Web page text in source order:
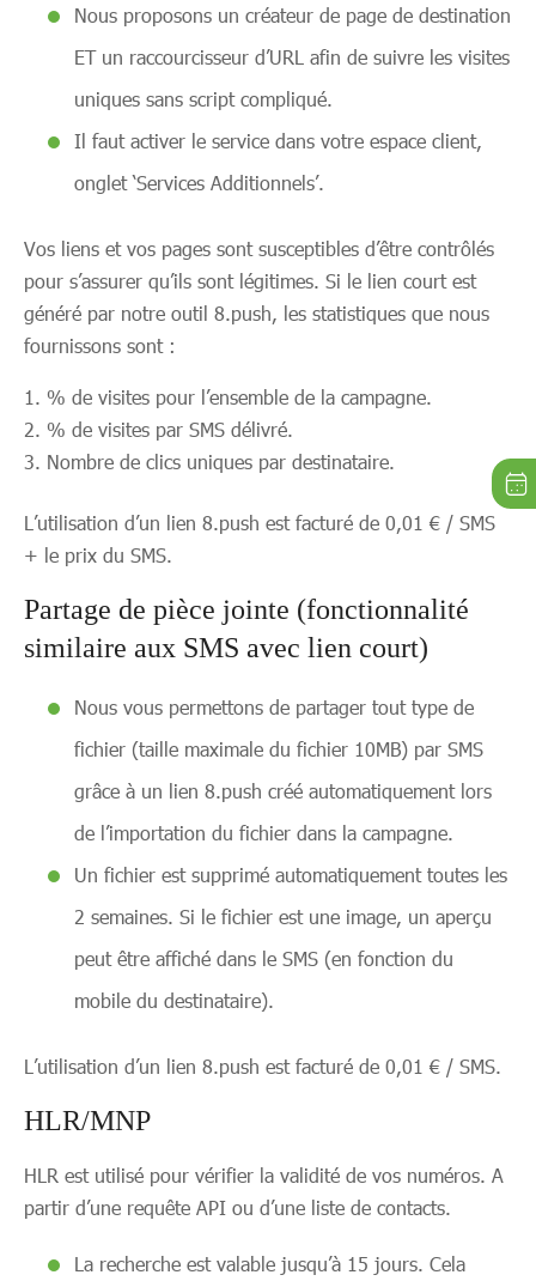
Nous proposons un créateur de page de destination
ET un raccourcisseur d’URL afin de suivre les visites
uniques sans script compliqué.
Il faut activer le service dans votre espace client,
onglet ‘Services Additionnels’.
Vos liens et vos pages sont susceptibles d’être contrôlés
pour s’assurer qu’ils sont légitimes. Si le lien court est
généré par notre outil 8.push, les statistiques que nous
fournissons sont :
% de visites pour l’ensemble de la campagne.
% de visites par SMS délivré.
Nombre de clics uniques par destinataire.
L’utilisation d’un lien 8.push est facturé de 0,01 € / SMS
+ le prix du SMS.
Partage de pièce jointe (fonctionnalité
similaire aux SMS avec lien court)
Nous vous permettons de partager tout type de
fichier (taille maximale du fichier 10MB) par SMS
grâce à un lien 8.push créé automatiquement lors
de l’importation du fichier dans la campagne.
Un fichier est supprimé automatiquement toutes les
2 semaines. Si le fichier est une image, un aperçu
peut être affiché dans le SMS (en fonction du
mobile du destinataire).
L’utilisation d’un lien 8.push est facturé de 0,01 € / SMS.
HLR/MNP
HLR est utilisé pour vérifier la validité de vos numéros. A
partir d’une requête API ou d’une liste de contacts.
La recherche est valable jusqu’à 15 jours. Cela